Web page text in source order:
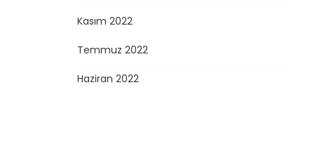
Kasım 2022
Temmuz 2022
Haziran 2022